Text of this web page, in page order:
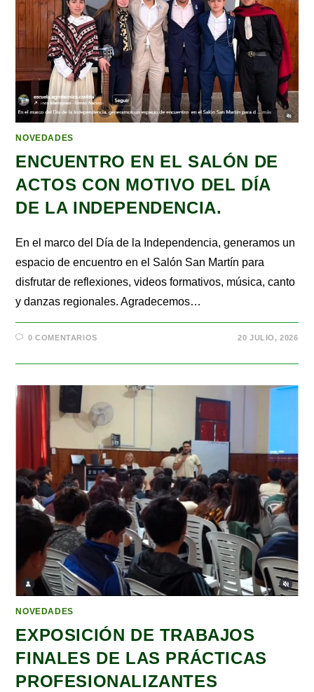
NOVEDADES
ENCUENTRO EN EL SALÓN DE
ACTOS CON MOTIVO DEL DÍA
DE LA INDEPENDENCIA.
En el marco del Día de la Independencia, generamos un
espacio de encuentro en el Salón San Martín para
disfrutar de reflexiones, videos formativos, música, canto
y danzas regionales. Agradecemos…
0 COMENTARIOS 20 JULIO, 2026
NOVEDADES
EXPOSICIÓN DE TRABAJOS
FINALES DE LAS PRÁCTICAS
PROFESIONALIZANTES